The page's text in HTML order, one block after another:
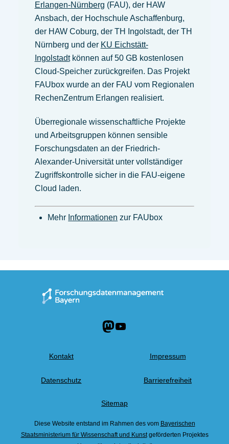
Erlangen-Nürnberg (FAU), der HAW
Ansbach, der Hochschule Aschaffenburg,
der HAW Coburg, der TH Ingolstadt, der TH
Nürnberg und der KU Eichstätt-
Ingolstadtkönnen auf 50 GB kostenlosen
Cloud-Speicher zurückgreifen. Das Projekt
FAUbox wurde an der FAU vom Regionalen
RechenZentrum Erlangen realisiert.
Überregionale wissenschaftliche Projekte
und Arbeitsgruppen können sensible
Forschungsdaten an der Friedrich-
Alexander-Universität unter vollständiger
Zugriffskontrolle sicher in die FAU-eigene
Cloud laden.
Mehr Informationen zur FAUbox
Mastodon
YouTube
Kontakt Impressum
Datenschutz Barrierefreiheit
Sitemap
Diese Website entstand im Rahmen des vom Bayerischen
Staatsministerium für Wissenschaft und Kunstgeförderten Projektes